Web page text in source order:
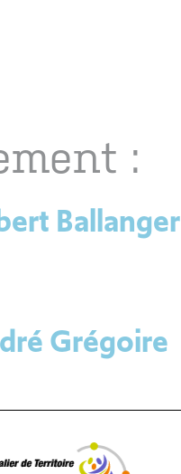
:
Ballanger
Grégoire